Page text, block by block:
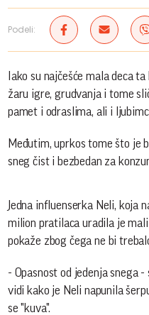
Podeli:
Iako su najčešće mala deca
žaru igre, grudvanja i tome
pamet i odraslima, ali i
Međutim, uprkos tome što je
sneg čist i bezbedan za
Jedna influenserka Neli, koja
milion pratilaca uradila je
pokaže zbog čega ne bi
- Opasnost od jedenja snega
vidi kako je Neli napunila
se "kuva".